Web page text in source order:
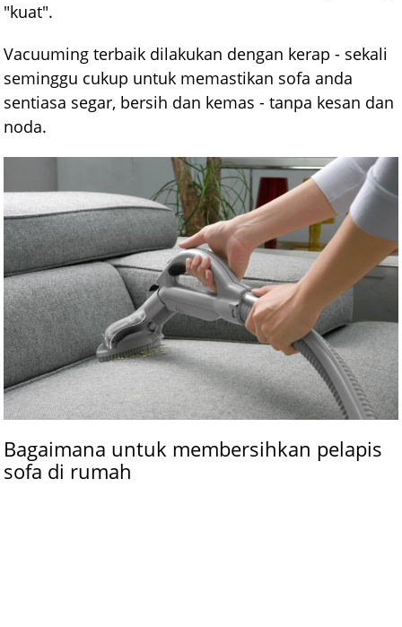
"kuat".
Vacuuming terbaik dilakukan dengan kerap - sekali
seminggu cukup untuk memastikan sofa anda
sentiasa segar, bersih dan kemas - tanpa kesan dan
noda.
Bagaimana untuk membersihkan pelapis
sofa di rumah